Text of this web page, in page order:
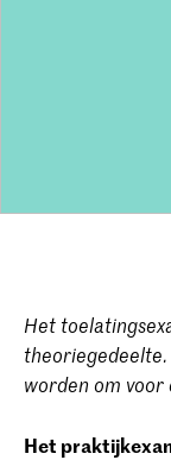
Het
worden om voor
Het